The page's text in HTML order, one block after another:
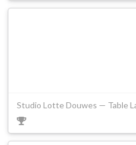
Studio Lotte Douwes — Table